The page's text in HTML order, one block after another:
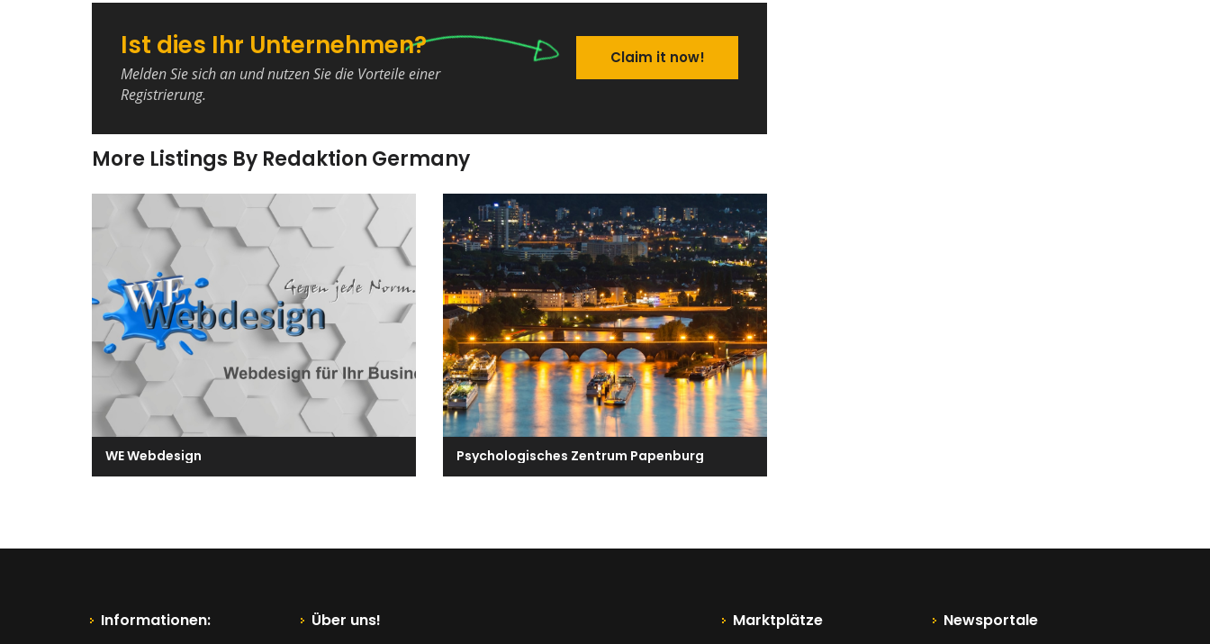
Ist dies Ihr Unternehmen?
Melden Sie sich an und nutzen Sie die Vorteile einer
Registrierung.
Claim it now!
More Listings By Redaktion Germany
WE Webdesign Psychologisches Zentrum Papenburg
Informationen: Über uns! Marktplätze Newsportale